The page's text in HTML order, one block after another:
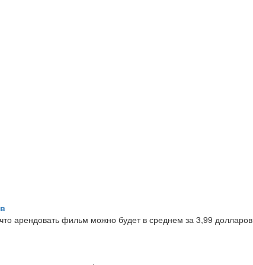
арендовать фильм можно будет в среднем за 3,99 долларов